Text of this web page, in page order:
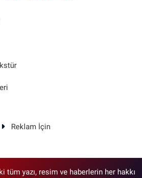
Reklam İçin
tüm yazı, resim ve haberlerin her hakkı